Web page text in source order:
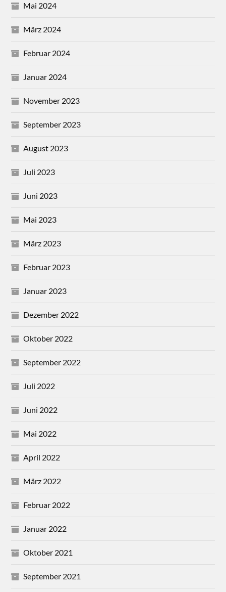
Mai 2024
März 2024
Februar 2024
Januar 2024
November 2023
September 2023
August 2023
Juli 2023
Juni 2023
Mai 2023
März 2023
Februar 2023
Januar 2023
Dezember 2022
Oktober 2022
September 2022
Juli 2022
Juni 2022
Mai 2022
April 2022
März 2022
Februar 2022
Januar 2022
Oktober 2021
September 2021